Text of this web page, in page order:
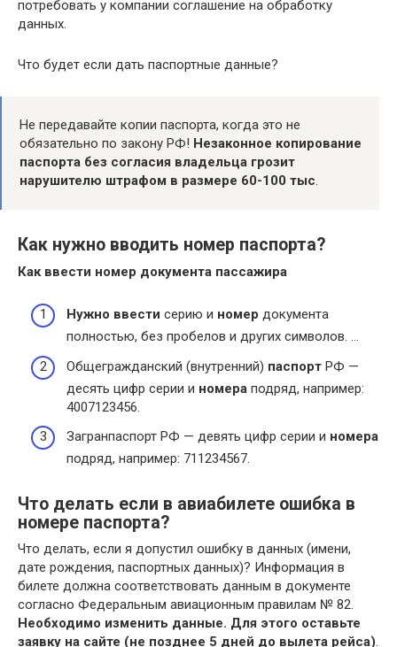
потребовать у компании соглашение на обработку
данных.
Что будет если дать паспортные данные?
Не передавайте копии паспорта, когда это не
обязательно по закону РФ! Незаконное копирование
паспорта без согласия владельца грозит
нарушителю штрафом в размере 60-100 тыс.
Как нужно вводить номер паспорта?
Как ввести номер документа пассажира
Нужно ввести серию и номер документа
полностью, без пробелов и других символов. …
Общегражданский (внутренний) паспорт РФ —
десять цифр серии и номера подряд, например:
4007123456.
Загранпаспорт РФ — девять цифр серии и номера
подряд, например: 711234567.
Что делать если в авиабилете ошибка в
номере паспорта?
Что делать, если я допустил ошибку в данных (имени,
дате рождения, паспортных данных)? Информация в
билете должна соответствовать данным в документе
согласно Федеральным авиационным правилам № 82.
Необходимо изменить данные. Для этого оставьте
заявку на сайте (не позднее 5 дней до вылета рейса).